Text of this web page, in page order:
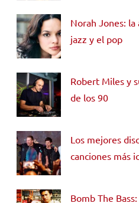
Norah Jones:
jazz y el pop
Robert Miles y
de los 90
Los mejores
canciones más
Bomb The